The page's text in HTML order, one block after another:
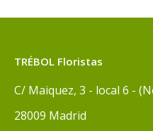
TRÉBOL Floristas
C/ Maiquez, 3 - local 6 -
28009 Madrid